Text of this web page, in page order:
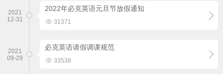
2022年必克英语元旦节放假通知
 31371
2021
12-31

必克英语请假调课规范
 33538
2021
09-29
